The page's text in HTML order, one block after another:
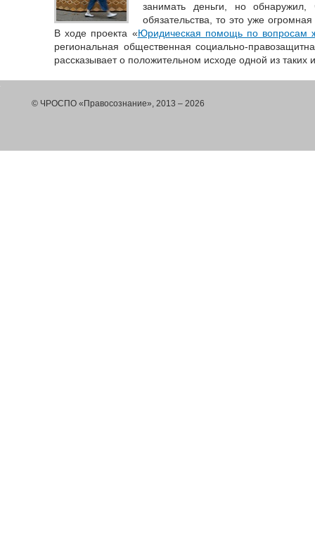
занимать деньги, но
обязательства, то это уже
В ходе проекта «Юридическая помощь по вопросам
региональная общественная социально-
рассказывает о положительном исходе одной из таких
© ЧРОСПО «Правосознание», 2013 – 2026